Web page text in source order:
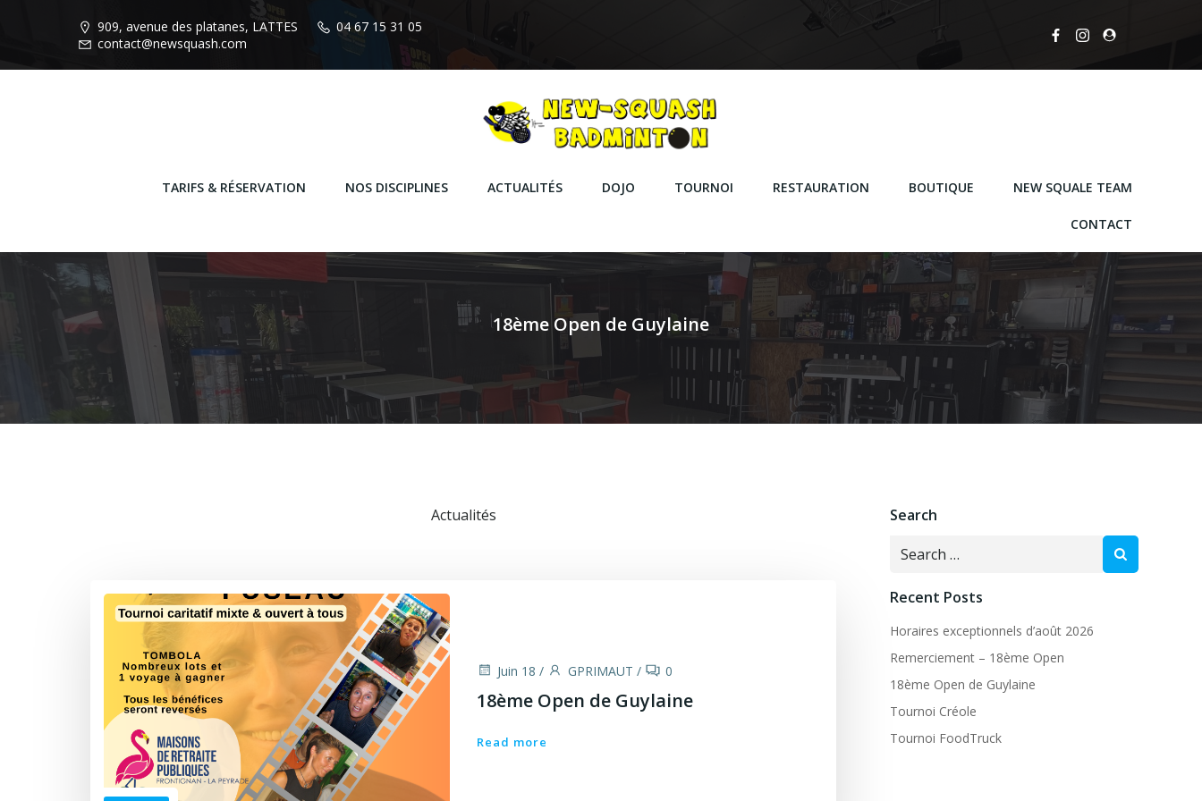
909, avenue des platanes, LATTES
04 67 15 31 05
contact@newsquash.com
TARIFS & RÉSERVATION NOS DISCIPLINES ACTUALITÉS DOJO TOURNOI RESTAURATION BOUTIQUE NEW SQUALE TEAM
CONTACT
18ème Open de Guylaine
Actualités
Juin 18 / GPRIMAUT / 0
18ème Open de Guylaine
Read more
Search
Search
Recent Posts
Horaires exceptionnels d’août 2026
Remerciement – 18ème Open
18ème Open de Guylaine
Tournoi Créole
Tournoi FoodTruck